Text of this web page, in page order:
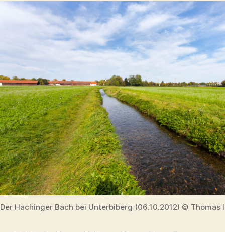
Der Hachinger Bach bei Unterbiberg (06.10.2012) © Thomas